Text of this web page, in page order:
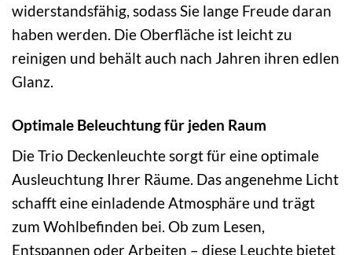
widerstandsfähig, sodass Sie lange Freude daran
haben werden. Die Oberfläche ist leicht zu
reinigen und behält auch nach Jahren ihren edlen
Glanz.
Optimale Beleuchtung für jeden Raum
Die Trio Deckenleuchte sorgt für eine optimale
Ausleuchtung Ihrer Räume. Das angenehme Licht
schafft eine einladende Atmosphäre und trägt
zum Wohlbefinden bei. Ob zum Lesen,
Entspannen oder Arbeiten – diese Leuchte bietet